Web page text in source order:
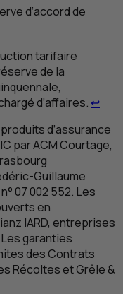
d’accord de
tarifaire
de la
d’affaires. ↩
d’assurance
parACMCourtage,
Guillaume
07 002 552. Les
en
IARD, entreprises
garanties
des Contrats
Récoltes et Grêle &